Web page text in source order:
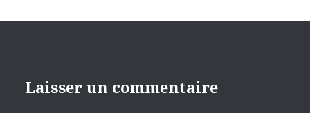
Laisser un commentaire